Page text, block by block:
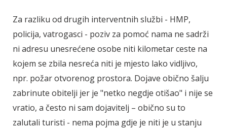
Za razliku od drugih interventnih službi - HMP,
policija, vatrogasci - poziv za pomoć nama ne sadrži
ni adresu unesrećene osobe niti kilometar ceste na
kojem se zbila nesreća niti je mjesto lako vidljivo,
npr. požar otvorenog prostora. Dojave obično šalju
zabrinute obitelji jer je "netko negdje otišao" i nije se
vratio, a često ni sam dojavitelj – obično su to
zalutali turisti - nema pojma gdje je niti je u stanju